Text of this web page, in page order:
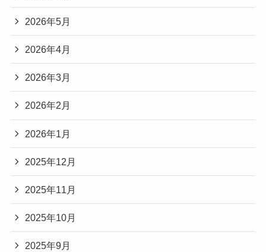
2026年5月
2026年4月
2026年3月
2026年2月
2026年1月
2025年12月
2025年11月
2025年10月
2025年9月